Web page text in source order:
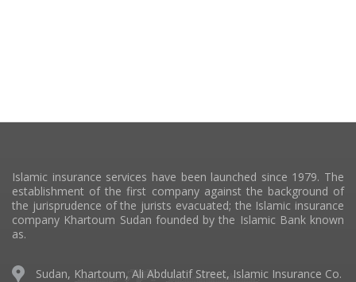
Islamic insurance services have been launched since 1979. The
establishment of the first company against the background of
the jurisprudence of the jurists evacuated; the Islamic insurance
company Khartoum Sudan founded by the Islamic Bank known
as.
Sudan, Khartoum, Ali Abdulatif Street, Islamic Insurance Co.